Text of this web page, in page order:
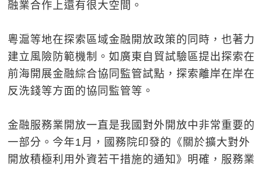
融業合作上還有很大空間。
粵滬等地在探索區域金融開放政策的同時，也著力
建立風險防範機制。如廣東自貿試驗區提出探索在
前海開展金融綜合協同監管試點，探索離岸在岸在
反洗錢等方面的協同監管等。
金融服務業開放一直是我國對外開放中非常重要的
一部分。今年1月，國務院印發的《關於擴大對外
開放積極利用外資若干措施的通知》明確，服務業